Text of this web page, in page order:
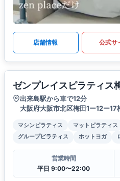
店舗情報 公式サ
ゼンプレイスピラティス
出来島駅から車で12分
大阪府大阪市北区梅田1ー12ー
マシンピラティス マットピラティス
グループピラティス
ホットヨガ
営業時間
平日 9:00〜22:00